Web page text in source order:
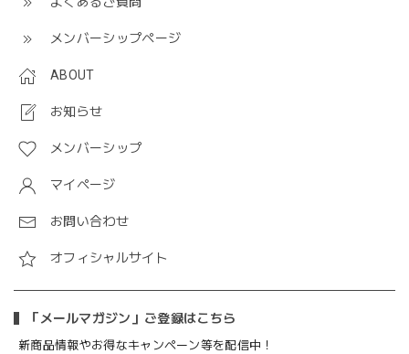
メンバーシップページ
ABOUT
お知らせ
メンバーシップ
マイページ
お問い合わせ
オフィシャルサイト
「メールマガジン」ご登録はこちら
新商品情報やお得なキャンペーン等を配信中！